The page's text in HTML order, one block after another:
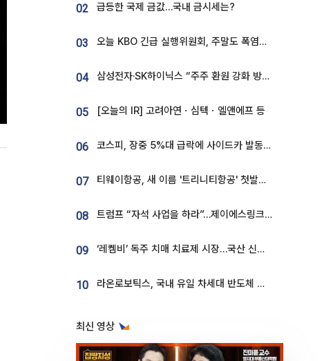
02 급등한 국제 금값…국내 금시세는?
03 오늘 KBO 긴급 실행위원회, 주말도 폭염취소 될까
04 삼성전자·SK하이닉스 “주주 환원 강화 방안 마련”
05 [오늘의 IR] 고려아연ㆍ심텍ㆍ엘앤에프 등
06 코스피, 장중 5%대 급락에 사이드카 발동…삼성·SK 동반 폭락
07 티웨이항공, 새 이름 '트리니티항공' 첫발…SSC 전략 본격화
08 트럼프 “자석 사업을 하라”…제이에스링크, 비중국 영구자석 공급망 구축 속도
09 ‘레켐비’ 독주 치매 치료제 시장…국산 신약 등장하나
10 라온로보틱스, 국내 유일 차세대 반도체 공정 로봇 개발 ‘고객사 테스트 진행’
최신 영상